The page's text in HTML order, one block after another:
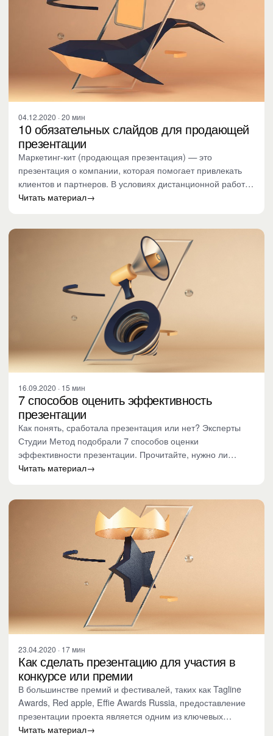
04.12.2020 · 20 мин
10 обязательных слайдов для продающей
презентации
Маркетинг-кит (продающая презентация) — это
презентация о компании, которая помогает привлекать
клиентов и партнеров. В условиях дистанционной работы
этот инструмент…
Читать материал→
16.09.2020 · 15 мин
7 способов оценить эффективность
презентации
Как понять, сработала презентация или нет? Эксперты
Студии Метод подобрали 7 способов оценки
эффективности презентации. Прочитайте, нужно ли
биться над шрифтами…
Читать материал→
23.04.2020 · 17 мин
Как сделать презентацию для участия в
конкурсе или премии
В большинстве премий и фестивалей, таких как Tagline
Awards, Red apple, Effie Awards Russia, предоставление
презентации проекта является одним из ключевых
требований к…
Читать материал→